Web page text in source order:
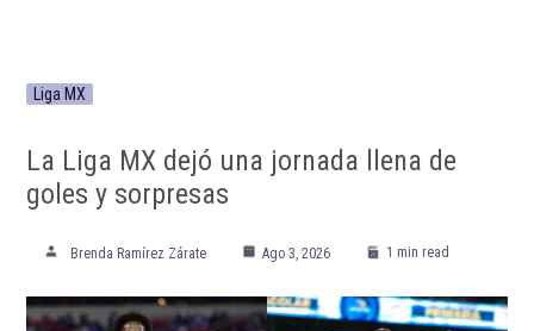
Liga MX
La Liga MX dejó una jornada llena de
goles y sorpresas
Brenda Ramírez Zárate Ago 3, 2026 1 min read